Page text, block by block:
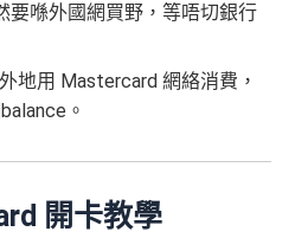
要喺外國網買野，等唔切銀行
地用 Mastercard 網絡消費，
。
開卡教學